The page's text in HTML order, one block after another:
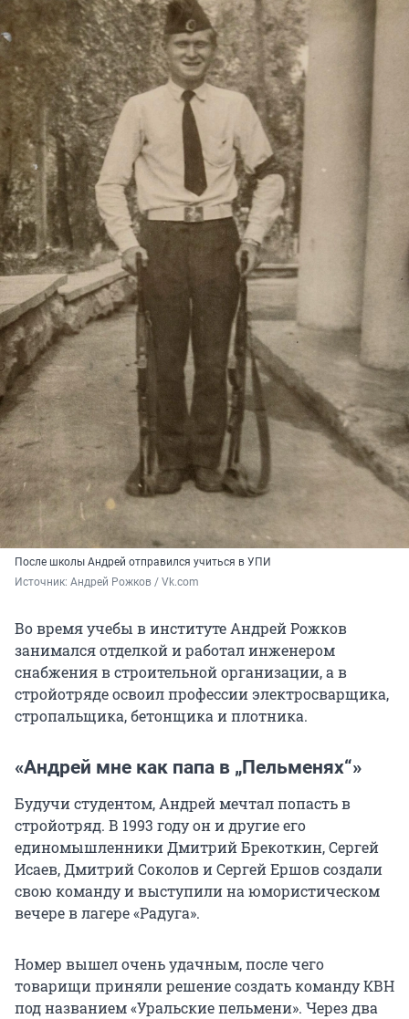
После школы Андрей отправился учиться в УПИ
Источник: Андрей Рожков / Vk.com
Во время учебы в институте Андрей Рожков
занимался отделкой и работал инженером
снабжения в строительной организации, а в
стройотряде освоил профессии электросварщика,
стропальщика, бетонщика и плотника.
«Андрей мне как папа в „Пельменях“»
Будучи студентом, Андрей мечтал попасть в
стройотряд. В 1993 году он и другие его
единомышленники Дмитрий Брекоткин, Сергей
Исаев, Дмитрий Соколов и Сергей Ершов создали
свою команду и выступили на юмористическом
вечере в лагере «Радуга».
Номер вышел очень удачным, после чего
товарищи приняли решение создать команду КВН
под названием «Уральские пельмени». Через два